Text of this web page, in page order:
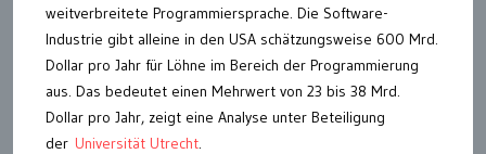
weitverbreitete Programmiersprache. Die Software-
Industrie gibt alleine in den USA schätzungsweise 600 Mrd.
Dollar pro Jahr für Löhne im Bereich der Programmierung
aus. Das bedeutet einen Mehrwert von 23 bis 38 Mrd.
Dollar pro Jahr, zeigt eine Analyse unter Beteiligung
der Universität Utrecht.